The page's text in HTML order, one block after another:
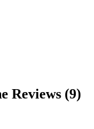
Reviews (9)